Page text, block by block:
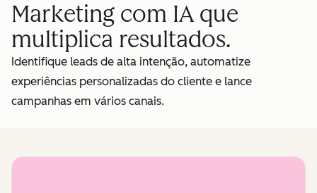
Marketing com IA que
multiplica resultados.
Identifique leads de alta intenção, automatize
experiências personalizadas do cliente e lance
campanhas em vários canais.